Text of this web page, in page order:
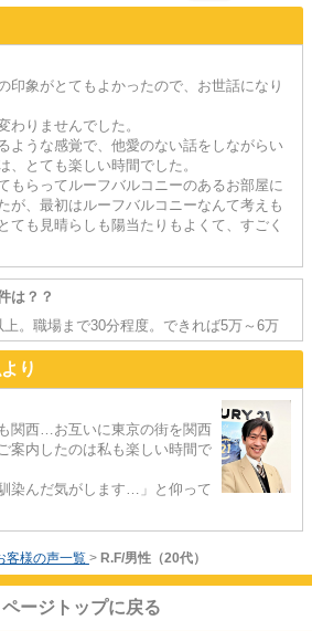
印象がとてもよかったので、お世話になり
わりませんでした。
ような感覚で、他愛のない話をしながらい
、とても楽しい時間でした。
もらってルーフバルコニーのあるお部屋に
が、最初はルーフバルコニーなんて考えも
ても見晴らしも陽当たりもよくて、すごく
は？？
。職場まで30分程度。できれば5万～6万
り
関西…お互いに東京の街を関西
案内したのは私も楽しい時間で
染んだ気がします…」と仰って
客様の声一覧 > R.F/男性（20代）
ページトップに戻る